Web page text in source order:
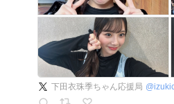
下田衣珠季ちゃん応援局 @